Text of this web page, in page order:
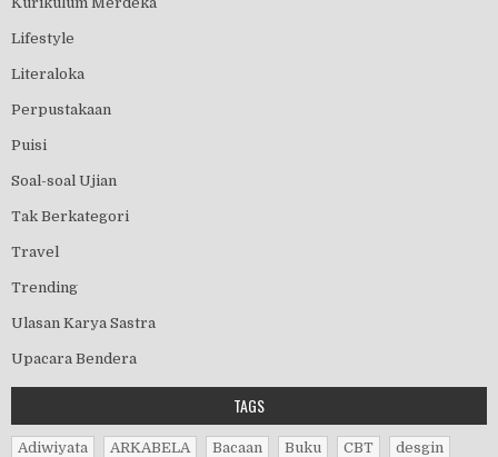
Lifestyle
Literaloka
Perpustakaan
Puisi
Soal-soal Ujian
Tak Berkategori
Travel
Trending
Ulasan Karya Sastra
Upacara Bendera
TAGS
Adiwiyata ARKABELA Bacaan Buku CBT
desgin